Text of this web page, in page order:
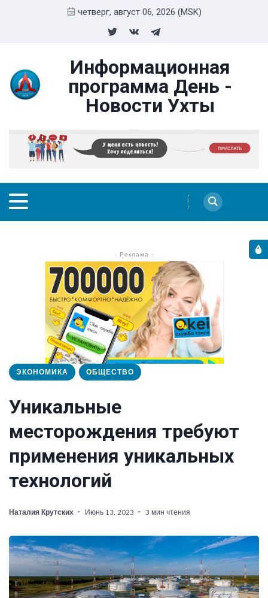
четверг, август 06, 2026 (MSK)
Информационная
программа День -
Новости Ухты
- Реклама -
ЭКОНОМИКА ОБЩЕСТВО
Уникальные
месторождения требуют
применения уникальных
технологий
Наталия Крутских Июнь 13, 2023 3 мин чтения